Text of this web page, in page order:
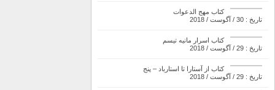
کتاب مهج الدعوات
تاریخ : 30 / آگوست / 2018
کتاب اسرار مانیه تیسم
تاریخ : 29 / آگوست / 2018
کتاب از آستارا تا استارباد – پنج
تاریخ : 29 / آگوست / 2018